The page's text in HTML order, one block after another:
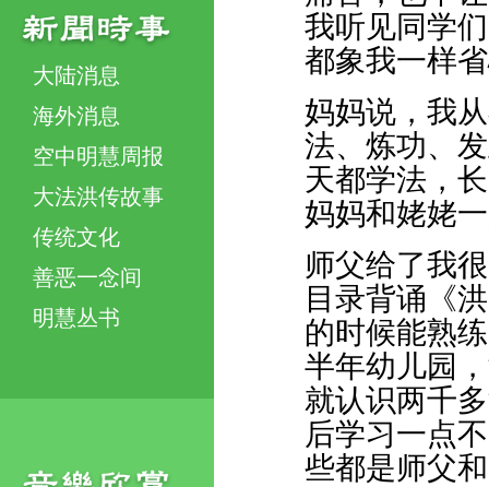
大陆消息
海外消息
空中明慧周报
大法洪传故事
传统文化
善恶一念间
明慧丛书
我听见同学
都象我一样
妈妈说，我
法、炼功、
天都学法，
妈妈和姥姥
师父给了我
目录背诵《
的时候能熟
半年幼儿园
就认识两千
后学习一点
些都是师父